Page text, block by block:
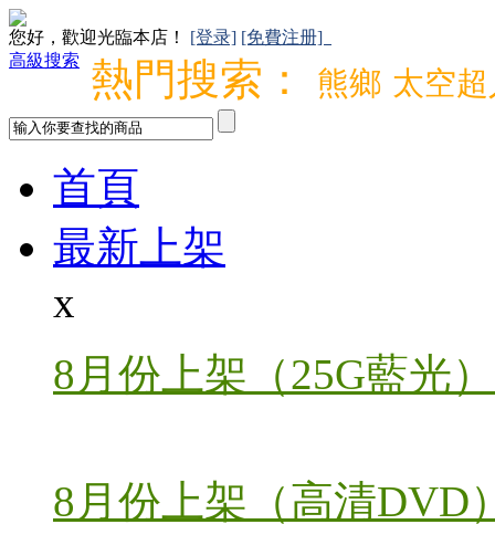
您好，歡迎光臨本店！ [登录] [免費注册]
高級搜索
熱門搜索： 熊鄉 太空
首頁
最新上架
x
8月份上架（25G藍光）
8月份上架（高清DVD